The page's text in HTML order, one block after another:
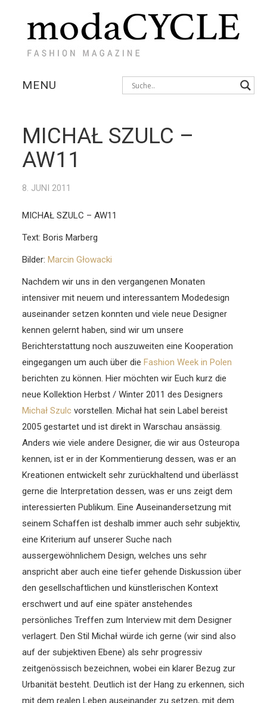
MENU
AUSSTELLUNGEN
MICHAŁ SZULC –
AW11
8. JUNI 2011
MICHAŁ SZULC – AW11
Text: Boris Marberg
Bilder:Marcin Głowacki
Nachdem wir uns in den vergangenen Monaten
intensiver mit neuem und interessantem Modedesign
auseinander setzen konnten und viele neue Designer
kennen gelernt haben, sind wir um unsere
Berichterstattung noch auszuweiten eine Kooperation
eingegangen um auch über dieFashion Week in Polen
berichten zu können. Hier möchten wir Euch kurz die
neue Kollektion Herbst / Winter 2011 des Designers
Michał Szulc vorstellen. Michał hat sein Label bereist
2005 gestartet und ist direkt in Warschau ansässig.
Anders wie viele andere Designer, die wir aus Osteuropa
kennen, ist er in der Kommentierung dessen, was er an
Kreationen entwickelt sehr zurückhaltend und überlässt
gerne die Interpretation dessen, was er uns zeigt dem
interessierten Publikum. Eine Auseinandersetzung mit
seinem Schaffen ist deshalb immer auch sehr subjektiv,
eine Kriterium auf unserer Suche nach
aussergewöhnlichem Design, welches uns sehr
anspricht aber auch eine tiefer gehende Diskussion über
den gesellschaftlichen und künstlerischen Kontext
erschwert und auf eine später anstehendes
persönliches Treffen zum Interview mit dem Designer
verlagert. Den Stil Michał würde ich gerne (wir sind also
auf der subjektiven Ebene) als sehr progressiv
zeitgenössisch bezeichnen, wobei ein klarer Bezug zur
Urbanität besteht. Deutlich ist der Hang zu erkennen, sich
mit dem realen Leben auseinander zu setzen, mit dem